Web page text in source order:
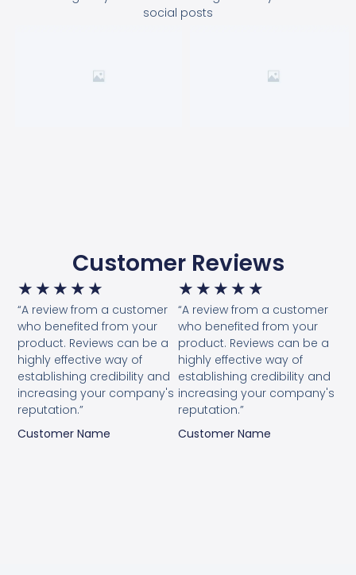
social posts
Customer Reviews
★ ★ ★ ★ ★
“A review from a customer
who benefited from your
product. Reviews can be a
highly effective way of
establishing credibility and
increasing your company's
reputation.”
Customer Name
★ ★ ★ ★ ★
“A review from a customer
who benefited from your
product. Reviews can be a
highly effective way of
establishing credibility and
increasing your company's
reputation.”
Customer Name